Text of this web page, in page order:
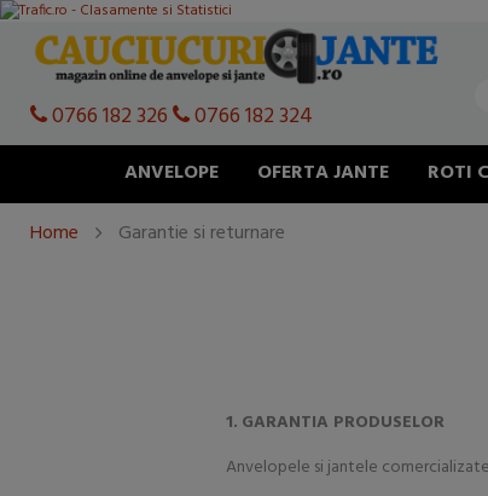
0766 182 326 0766 182 324
ANVELOPE OFERTA JANTE ROTI
Home
Garantie si returnare
1. GARANTIA PRODUSELOR
Anvelopele si jantele